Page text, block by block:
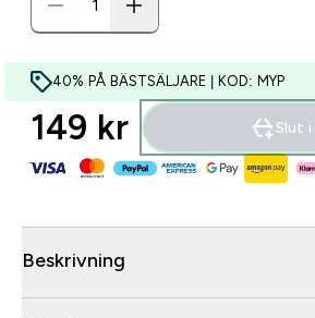
40% PÅ BÄSTSÄLJARE | KOD: MYP
149 kr‎ Slut i
Beskrivning